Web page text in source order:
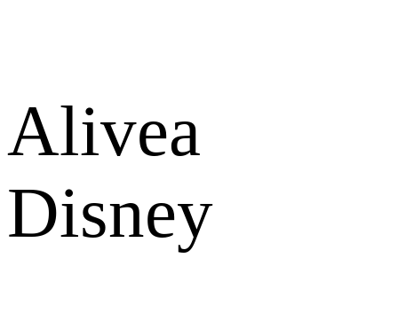
Alivea
Disney